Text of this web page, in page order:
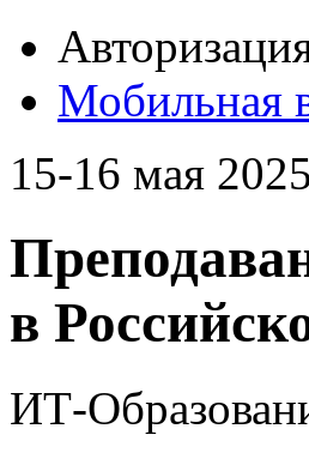
Мобильная
15-16 мая
в
ИТ-